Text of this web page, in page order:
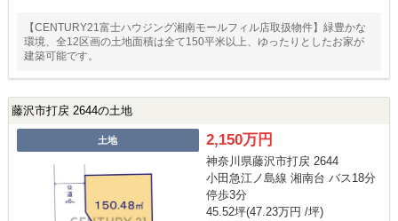
【CENTURY21富士ハウジング湘南モールフィル店取扱物件】緑豊かな
環境、全12区画の土地面積は全て150平米以上、ゆったりとしたお家が
建築可能です。
藤沢市打戻 2644の土地
土地 2,150万円
神奈川県藤沢市打戻 2644
小田急江ノ島線 湘南台 バス18分
停歩3分
45.52坪(47.23万円 /坪)